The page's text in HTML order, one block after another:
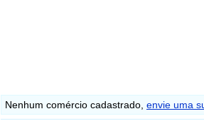
Nenhum comércio cadastrado, envie uma